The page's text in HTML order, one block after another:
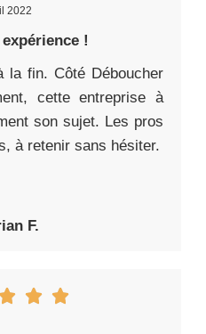
2022
!
la fin. Côté Déboucher
cette entreprise à
son sujet. Les pros
à retenir sans hésiter.
F.